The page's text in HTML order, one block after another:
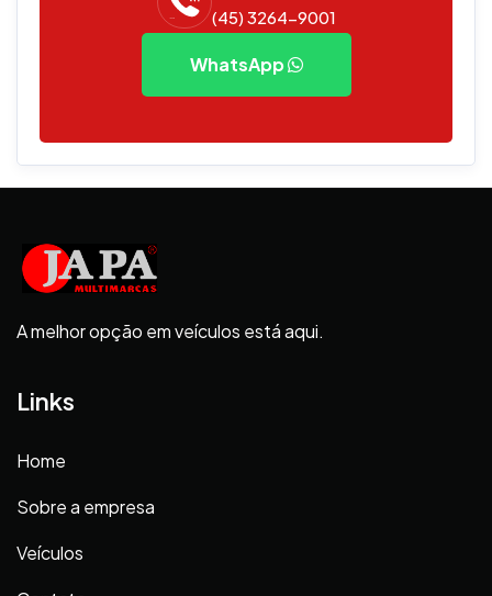
(45) 3264-9001
WhatsApp
A melhor opção em veículos está aqui.
Links
Home
Sobre a empresa
Veículos